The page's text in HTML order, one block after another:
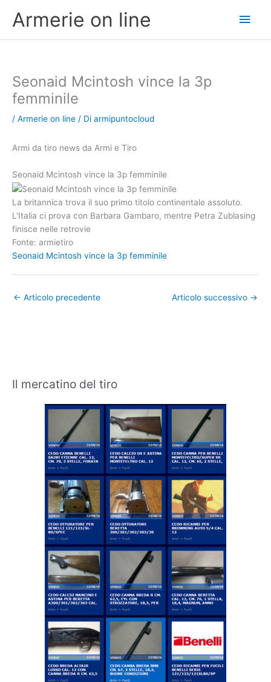
Armerie on line
Seonaid Mcintosh vince la 3p
femminile
/ Armerie on line / Di armipuntocloud
Armi da tiro news da Armi e Tiro
Seonaid Mcintosh vince la 3p femminile
La britannica trova il suo primo titolo continentale assoluto.
L'Italia ci prova con Barbara Gambaro, mentre Petra Zublasing
finisce nelle retrovie
Fonte: armietiro
Seonaid Mcintosh vince la 3p femminile
← Articolo precedente Articolo successivo →
Il mercatino del tiro